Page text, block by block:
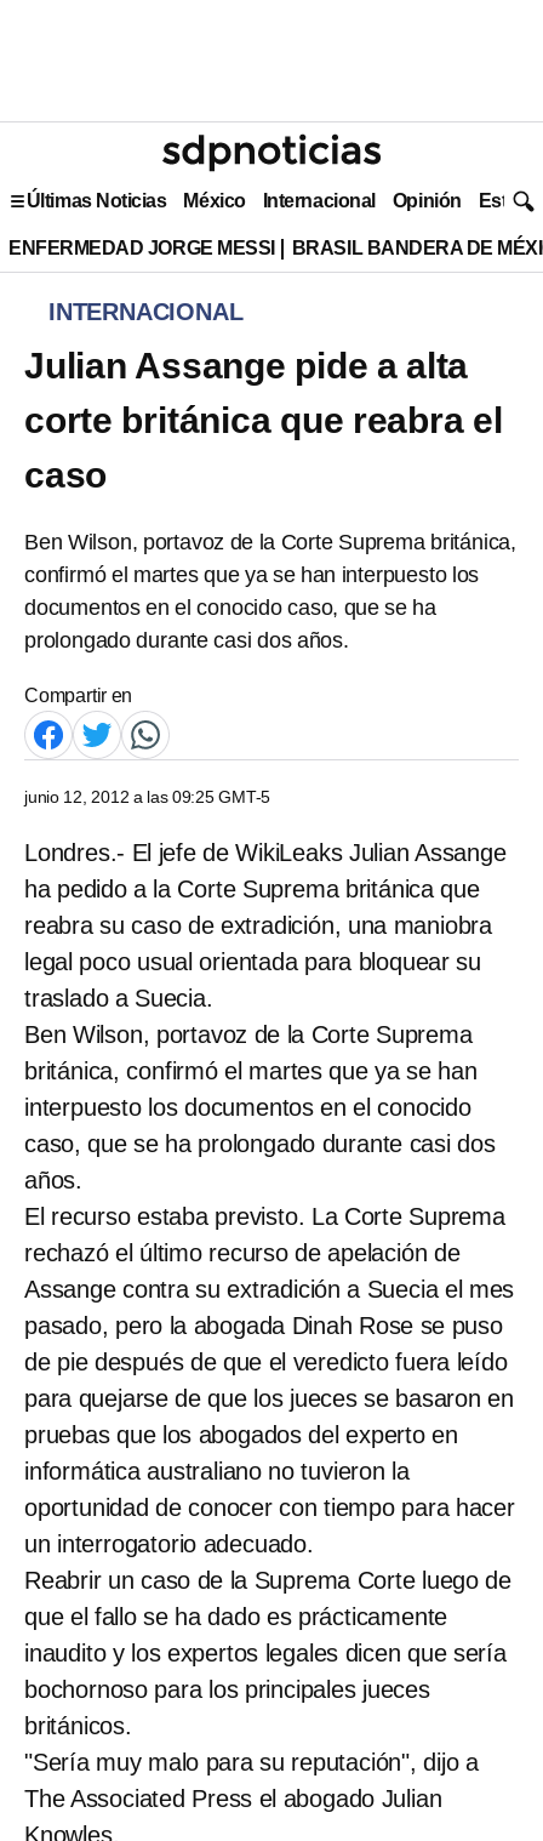
Últimas Noticias México Internacional Opinión Estilo
ENFERMEDAD JORGE MESSI BRASIL BANDERA DE
INTERNACIONAL
Julian Assange pide a alta
corte británica que reabra el
caso
Ben Wilson, portavoz de la Corte Suprema británica,
confirmó el martes que ya se han interpuesto los
documentos en el conocido caso, que se ha
prolongado durante casi dos años.
Compartir en
junio 12, 2012 a las 09:25 GMT-5
Londres.- El jefe de WikiLeaks Julian Assange
ha pedido a la Corte Suprema británica que
reabra su caso de extradición, una maniobra
legal poco usual orientada para bloquear su
traslado a Suecia.
Ben Wilson, portavoz de la Corte Suprema
británica, confirmó el martes que ya se han
interpuesto los documentos en el conocido
caso, que se ha prolongado durante casi dos
años.
El recurso estaba previsto. La Corte Suprema
rechazó el último recurso de apelación de
Assange contra su extradición a Suecia el mes
pasado, pero la abogada Dinah Rose se puso
de pie después de que el veredicto fuera leído
para quejarse de que los jueces se basaron en
pruebas que los abogados del experto en
informática australiano no tuvieron la
oportunidad de conocer con tiempo para hacer
un interrogatorio adecuado.
Reabrir un caso de la Suprema Corte luego de
que el fallo se ha dado es prácticamente
inaudito y los expertos legales dicen que sería
bochornoso para los principales jueces
británicos.
"Sería muy malo para su reputación", dijo a
The Associated Press el abogado Julian
Knowles.